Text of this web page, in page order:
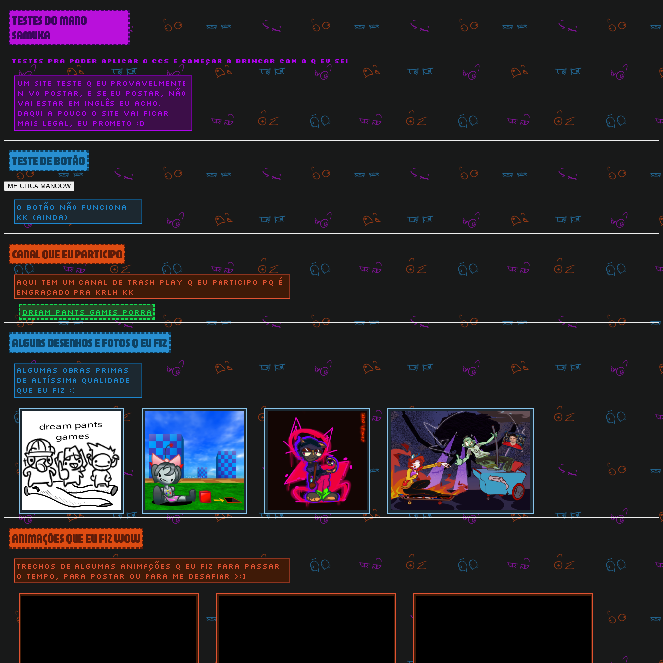
TESTES DO MANO
SAMUKA
testes pra poder aplicar o CCS e começar a brincar com o q eu sei
um site teste q eu provavelmente
n vo postar, e se eu postar, não
vai estar em inglês eu acho.
Daqui a pouco o site vai ficar
mais legal, eu prometo :D
TESTE DE BOTÃO
ME CLICA MANOOW
o botão não funciona
kk (ainda)
CANAL QUE EU PARTICIPO
aqui tem um canal de trash play q eu participo pq é
engraçado pra krlh kk
dream pants games porra
ALGUNS DESENHOS E FOTOS Q EU FIZ
algumas obras primas
de altíssima qualidade
que eu fiz :]
ANIMAÇÕES QUE EU FIZ WOW
trechos de algumas animações q eu fiz para passar
o tempo, para postar ou para me desafiar >:]